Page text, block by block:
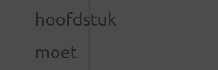
hoofdstuk
moet